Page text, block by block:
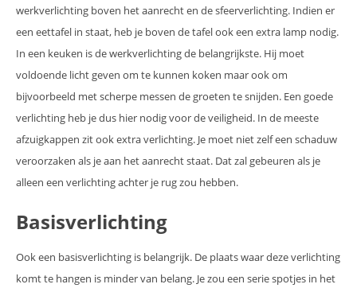
werkverlichting boven het aanrecht en de sfeerverlichting. Indien er
een eettafel in staat, heb je boven de tafel ook een extra lamp nodig.
In een keuken is de werkverlichting de belangrijkste. Hij moet
voldoende licht geven om te kunnen koken maar ook om
bijvoorbeeld met scherpe messen de groeten te snijden. Een goede
verlichting heb je dus hier nodig voor de veiligheid. In de meeste
afzuigkappen zit ook extra verlichting. Je moet niet zelf een schaduw
veroorzaken als je aan het aanrecht staat. Dat zal gebeuren als je
alleen een verlichting achter je rug zou hebben.
Basisverlichting
Ook een basisverlichting is belangrijk. De plaats waar deze verlichting
komt te hangen is minder van belang. Je zou een serie spotjes in het